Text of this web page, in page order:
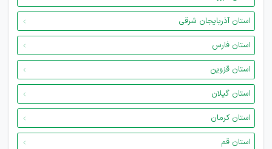
استان آذربایجان شرقی
استان فارس
استان قزوین
استان گیلان
استان کرمان
استان قم